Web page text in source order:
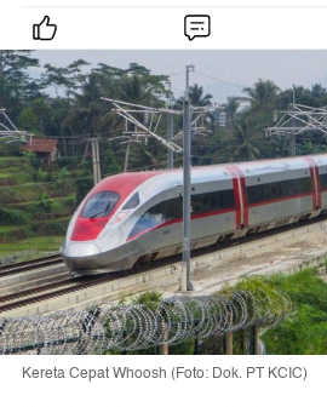
Kereta Cepat Whoosh (Foto: Dok. PT KCIC)